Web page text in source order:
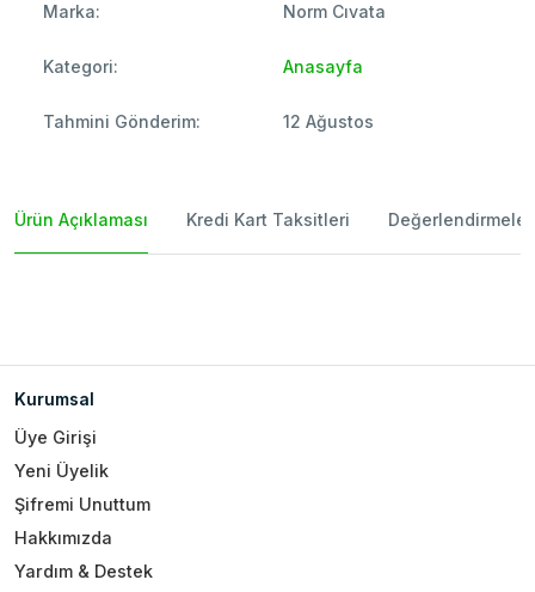
Marka: Norm Cıvata
Kategori: Anasayfa
Tahmini Gönderim: 12 Ağustos
Ürün Açıklaması Kredi Kart Taksitleri Değerlendirmeler
Kurumsal
Üye Girişi
Yeni Üyelik
Şifremi Unuttum
Hakkımızda
Yardım & Destek